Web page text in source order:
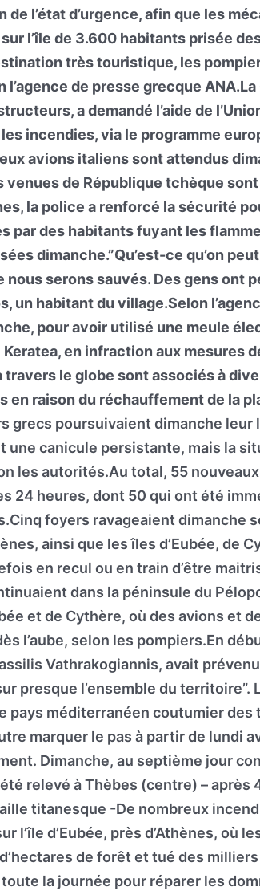
de l’état d’urgence, afin que les
l’île de 3.600 habitants prisée
très touristique, les
l’agence de presse grecque
a demandé l’aide de
incendies, via le programme
avions italiens sont attendus
venues de République tchèque
la police a renforcé la sécurité
par des habitants fuyant les
dimanche.”Qu’est-ce qu’on
nous serons sauvés. Des gens ont
un habitant du village.Selon
pour avoir utilisé une meule
en infraction aux mesures
travers le globe sont associés à
en raison du réchauffement de la
grecs poursuivaient dimanche
une canicule persistante, mais la
les autorités.Au total, 55
24 heures, dont 50 qui ont été
foyers ravageaient dimanche
ainsi que les îles d’Eubée, de
en recul ou en train d’être
dans la péninsule du
et de Cythère, où des avions et
l’aube, selon les pompiers.En
Vathrakogiannis, avait
presque l’ensemble du territoire”.
pays méditerranéen coutumier
marquer le pas à partir de lundi
Dimanche, au septième jour
relevé à Thèbes (centre) – après
titanesque -De nombreux
l’île d’Eubée, près d’Athènes, où
de forêt et tué des
la journée pour réparer les